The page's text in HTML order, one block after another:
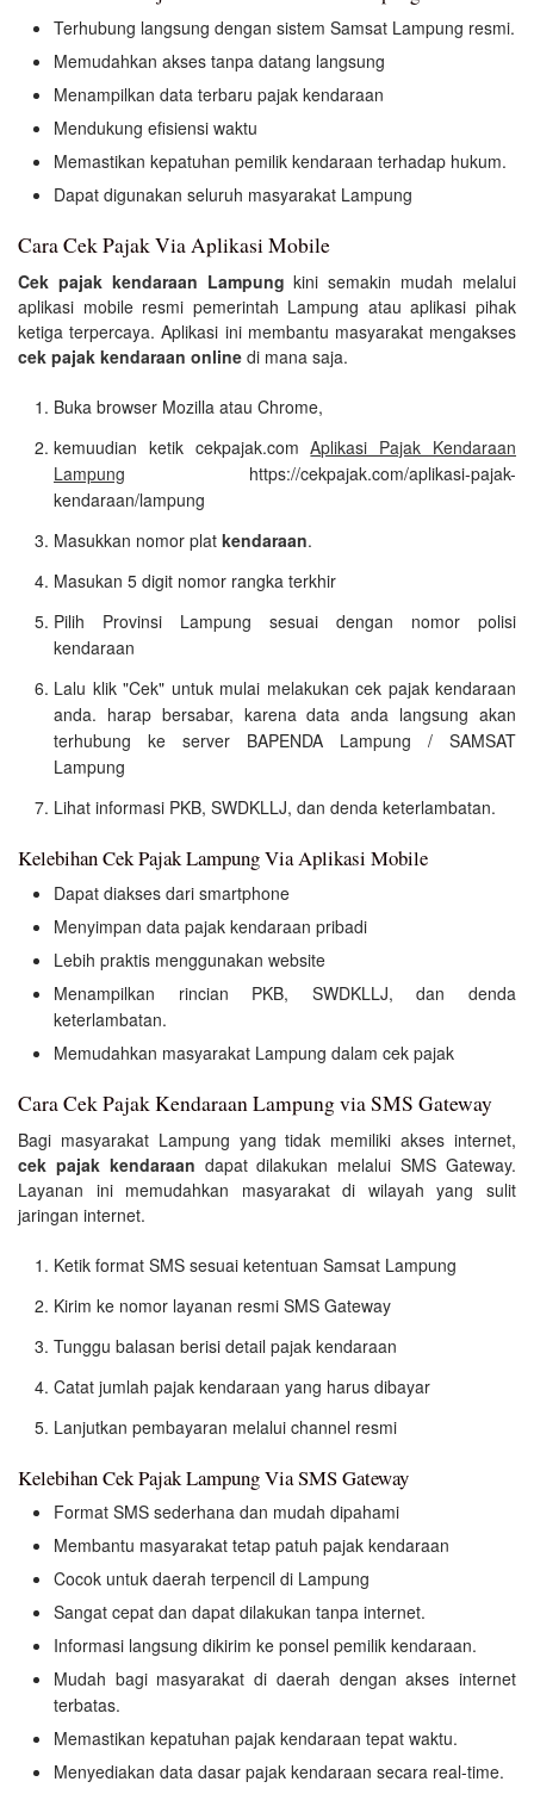
Terhubung langsung dengan sistem Samsat Lampung resmi.
Memudahkan akses tanpa datang langsung
Menampilkan data terbaru pajak kendaraan
Mendukung efisiensi waktu
Memastikan kepatuhan pemilik kendaraan terhadap hukum.
Dapat digunakan seluruh masyarakat Lampung
Cara Cek Pajak Via Aplikasi Mobile
Cek pajak kendaraan Lampung kini semakin mudah melalui
aplikasi mobile resmi pemerintah Lampung atau aplikasi pihak
ketiga terpercaya. Aplikasi ini membantu masyarakat mengakses
cek pajak kendaraan online di mana saja.
Buka browser Mozilla atau Chrome,
kemuudian ketik cekpajak.comAplikasi Pajak Kendaraan
Lampung https://cekpajak.com/aplikasi-pajak-
kendaraan/lampung
Masukkan nomor plat kendaraan.
Masukan 5 digit nomor rangka terkhir
Pilih Provinsi Lampung sesuai dengan nomor polisi
kendaraan
Lalu klik "Cek" untuk mulai melakukan cek pajak kendaraan
anda. harap bersabar, karena data anda langsung akan
terhubung ke server BAPENDA Lampung / SAMSAT
Lampung
Lihat informasi PKB, SWDKLLJ, dan denda keterlambatan.
Kelebihan Cek Pajak Lampung Via Aplikasi Mobile
Dapat diakses dari smartphone
Menyimpan data pajak kendaraan pribadi
Lebih praktis menggunakan website
Menampilkan rincian PKB, SWDKLLJ, dan denda
keterlambatan.
Memudahkan masyarakat Lampung dalam cek pajak
Cara Cek Pajak Kendaraan Lampung via SMS Gateway
Bagi masyarakat Lampung yang tidak memiliki akses internet,
cek pajak kendaraan dapat dilakukan melalui SMS Gateway.
Layanan ini memudahkan masyarakat di wilayah yang sulit
jaringan internet.
Ketik format SMS sesuai ketentuan Samsat Lampung
Kirim ke nomor layanan resmi SMS Gateway
Tunggu balasan berisi detail pajak kendaraan
Catat jumlah pajak kendaraan yang harus dibayar
Lanjutkan pembayaran melalui channel resmi
Kelebihan Cek Pajak Lampung Via SMS Gateway
Format SMS sederhana dan mudah dipahami
Membantu masyarakat tetap patuh pajak kendaraan
Cocok untuk daerah terpencil di Lampung
Sangat cepat dan dapat dilakukan tanpa internet.
Informasi langsung dikirim ke ponsel pemilik kendaraan.
Mudah bagi masyarakat di daerah dengan akses internet
terbatas.
Memastikan kepatuhan pajak kendaraan tepat waktu.
Menyediakan data dasar pajak kendaraan secara real-time.